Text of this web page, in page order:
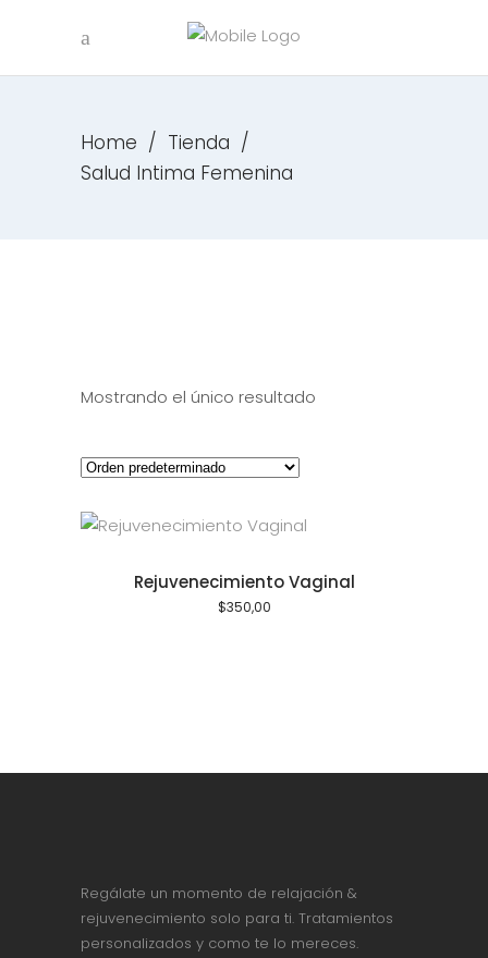
Home / Tienda /
Salud Intima Femenina
Mostrando el único resultado
Rejuvenecimiento Vaginal
$350,00
Regálate un momento de relajación &
rejuvenecimiento solo para ti. Tratamientos
personalizados y como te lo mereces.